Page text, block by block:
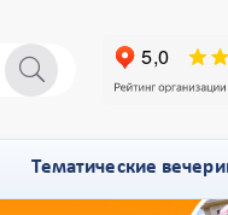
Тематические